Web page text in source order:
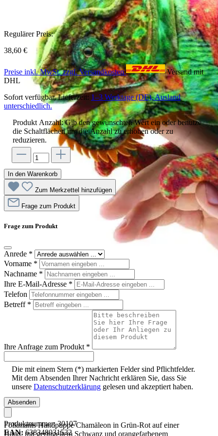
Folkmanis Handpuppe Chamäleon in Grün-Rot auf einer
Hand, mit geringeltem Schwanz und orangefarbenem
Regulärer Preis:
38,60 €
Preise inkl. MwSt. zzgl. Versandkosten
Versand mit
DHL
Sofort verfügbar, Lieferzeit: 1–3 Werktage (DE), Ausland
unterschiedlich.
Produkt Anzahl: Gib den gewünschten Wert ein oder benutze
die Schaltflächen um die Anzahl zu erhöhen oder zu
reduzieren.
In den Warenkorb
Zum Merkzettel hinzufügen
Frage zum Produkt
Frage zum Produkt
Anrede *
Vorname *
Nachname *
Ihre E-Mail-Adresse *
Telefon
Betreff *
Ihre Anfrage zum Produkt *
Die mit einem Stern (*) markierten Felder sind Pflichtfelder.
Mit dem Absenden Ihrer Nachricht erklären Sie, dass Sie
unsere Datenschutzerklärung gelesen und akzeptiert haben.
Absenden
Produktnummer:30107
EAN: 638348031532